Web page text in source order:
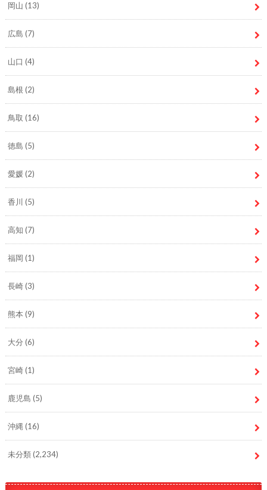
岡山 (13)
広島 (7)
山口 (4)
島根 (2)
鳥取 (16)
徳島 (5)
愛媛(2)
香川 (5)
高知 (7)
福岡 (1)
長崎(3)
熊本 (9)
大分 (6)
宮崎(1)
鹿児島 (5)
沖縄(16)
未分類(2,234)